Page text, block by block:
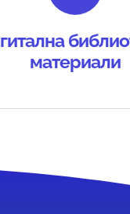
материали